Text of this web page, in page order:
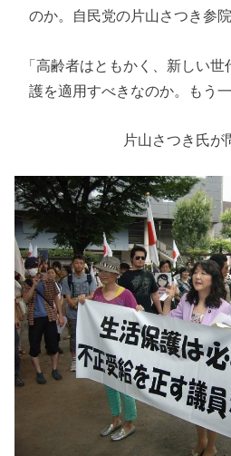
のか。自民党の片山さつき参
「高齢者はともかく、新しい
護を適用すべきなのか。もう
片山さつき氏が